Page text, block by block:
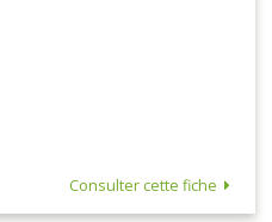
Consulter cette fiche